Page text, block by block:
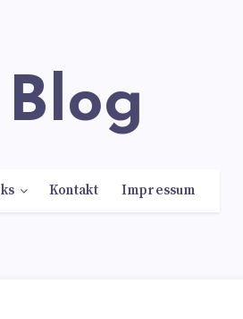
Blog
Kontakt Impressum